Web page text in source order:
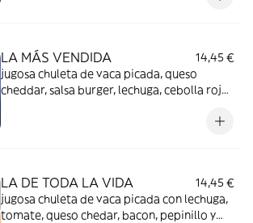
LA MÁS VENDIDA
14,45 €
jugosa chuleta de vaca picada, queso
cheddar, salsa burger, lechuga, cebolla roja,
LA DE TODA LA VIDA
14,45 €
jugosa chuleta de vaca picada con lechuga,
tomate, queso chedar, bacon, pepinillo y